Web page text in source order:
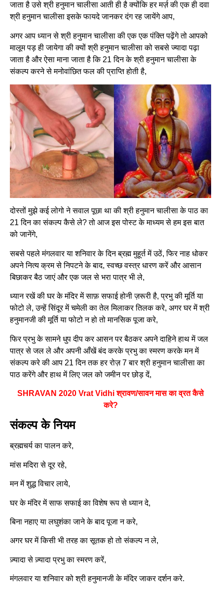
जाता है उसे श्री हनुमान चालीसा आती ही है क्योंकि हर मर्ज़ की एक ही दवा
श्री हनुमान चालीसा इसके फायदे जानकर दंग रह जायेंगे आप,
अगर आप ध्यान से श्री हनुमान चालीसा की एक एक पंक्ति पढ़ेंगे तो आपको
मालूम पड़ ही जायेगा की क्यों श्री हनुमान चालीसा को सबसे ज्यादा पढ़ा
जाता है और ऐसा माना जाता है कि 21 दिन के श्री हनुमान चालीसा के
संकल्प करने से मनोवांछित फल की प्राप्ति होती है,
दोस्तों मुझे कई लोगो ने सवाल पूछा था की श्री हनुमान चालीसा के पाठ का
21 दिन का संकल्प कैसे ले? तो आज इस पोस्ट के माध्यम से हम इस बात
को जानेंगे,
सबसे पहले मंगलवार या शनिवार के दिन ब्रह्म मुहूर्त में उठें, फिर नाह धोकर
अपने नित्य क्रम से निपटने के बाद, स्वच्छ वस्त्र धारण करें और आसान
बिछाकर बैठ जाएं और एक जल से भरा पात्र भी ले,
ध्यान रखें की घर के मंदिर में साफ़ सफाई होनी ज़रूरी है, प्रभु की मूर्ति या
फोटो ले, उन्हें सिंदूर में चमेली का तेल मिलाकर तिलक करे, अगर घर में श्री
हनुमानजी की मूर्ति या फोटो न हो तो मानसिक पूजा करे,
फिर प्रभु के सामने धुप दीप कर आसन पर बैठकर अपने दाहिने हाथ में जल
पात्र से जल ले और अपनी आँखें बंद करके प्रभु का स्मरण करके मन में
संकल्प करे की आप 21 दिन तक हर रोज़ 7 बार श्री हनुमान चालीसा का
पाठ करेंगे और हाथ में लिए जल को जमीन पर छोड़ दें,
SHRAVAN 2020 Vrat Vidhi श्रावण/सावन मास का व्रत कैसे
करे?
संकल्पकेनियम
ब्रह्मचर्य का पालन करे,
मांस मदिरा से दूर रहे,
मन में शुद्ध विचार लाये,
घर के मंदिर में साफ सफाई का विशेष रूप से ध्यान दे,
बिना नहाए या लघुशंका जाने के बाद पूजा न करे,
अगर घर में किसी भी तरह का सूतक हो तो संकल्प न ले,
ज़्यादा से ज़्यादा प्रभु का स्मरण करें,
मंगलवार या शनिवार को श्री हनुमानजी के मंदिर जाकर दर्शन करे.